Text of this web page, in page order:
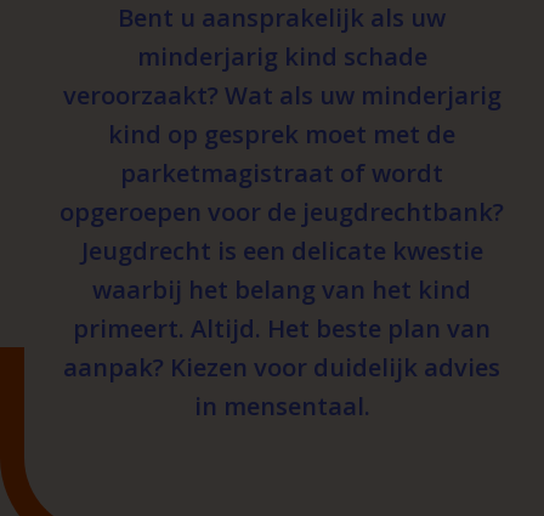
Bent u aansprakelijk als uw
minderjarig kind schade
veroorzaakt? Wat als uw minderjarig
kind op gesprek moet met de
parketmagistraat of wordt
opgeroepen voor de jeugdrechtbank?
Jeugdrecht is een delicate kwestie
waarbij het belang van het kind
primeert. Altijd. Het beste plan van
aanpak? Kiezen voor duidelijk advies
in mensentaal.